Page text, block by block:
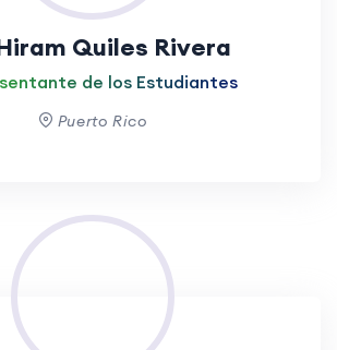
Quiles Rivera
de los Estudiantes
Puerto Rico